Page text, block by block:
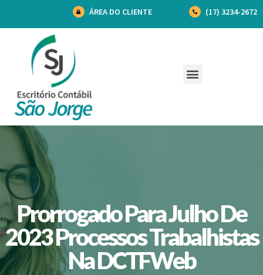
ÁREA DO CLIENTE (17) 3234-2672
Prorrogado Para Julho De
2023 Processos Trabalhistas
Na DCTFWeb